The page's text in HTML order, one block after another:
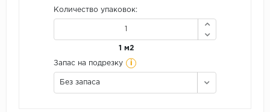
Количество упаковок:
1 м2
Запас на подрезку i
Без запаса